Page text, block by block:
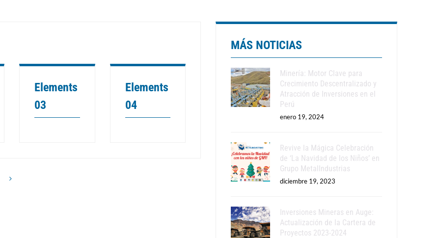
Elements
03
Elements
04
MÁS NOTICIAS
Minería: Motor Clave para
Crecimiento Descentralizado y
Atracción de Inversiones en el
Perú
enero 19, 2024
Revive la Mágica Celebración
de ‘La Navidad de los Niños’ en
Grupo MetalIndustrias
diciembre 19, 2023
Inversiones Mineras en Auge:
Actualización de la Cartera de
Proyectos 2023-2024